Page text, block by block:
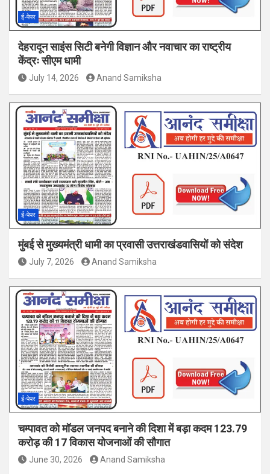
ई-पेपर
देहरादून साइंस सिटी बनेगी विज्ञान और नवाचार का राष्ट्रीय
केंद्रः सीएम धामी
July 14, 2026 Anand Samiksha
ई-पेपर
मुंबई से मुख्यमंत्री धामी का प्रवासी उत्तराखंडवासियों को संदेश
July 7, 2026 Anand Samiksha
ई-पेपर
चम्पावत को मॉडल जनपद बनाने की दिशा में बड़ा कदम 123.79
करोड़ की 17 विकास योजनाओं की सौगात
June 30, 2026 Anand Samiksha